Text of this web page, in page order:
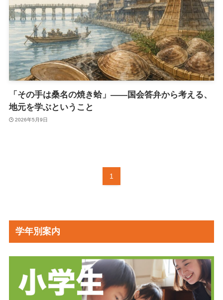
「その手は桑名の焼き蛤」――国会答弁から考える、
地元を学ぶということ
2026年5月9日
1
学年別案内